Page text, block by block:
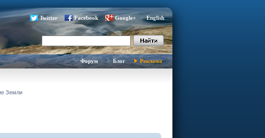
Twitter Facebook Google+ English
Форум Блог Реклама
Земли